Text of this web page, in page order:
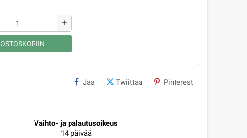
add
OSTOSKORIIN
Jaa Twiittaa Pinterest
Vaihto- ja palautusoikeus
14 päivää